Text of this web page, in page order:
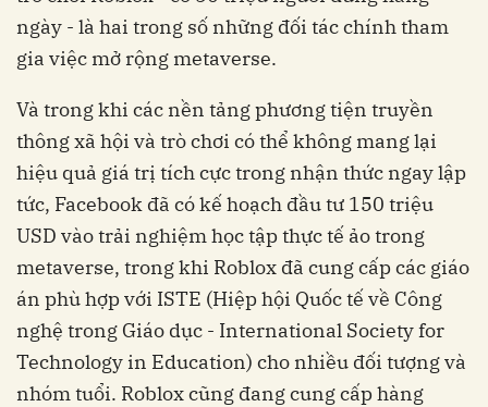
ngày - là hai trong số những đối tác chính tham
gia việc mở rộng metaverse.
Và trong khi các nền tảng phương tiện truyền
thông xã hội và trò chơi có thể không mang lại
hiệu quả giá trị tích cực trong nhận thức ngay lập
tức, Facebook đã có kế hoạch đầu tư 150 triệu
USD vào trải nghiệm học tập thực tế ảo trong
metaverse, trong khi Roblox đã cung cấp các giáo
án phù hợp với ISTE (Hiệp hội Quốc tế về Công
nghệ trong Giáo dục - International Society for
Technology in Education) cho nhiều đối tượng và
nhóm tuổi. Roblox cũng đang cung cấp hàng